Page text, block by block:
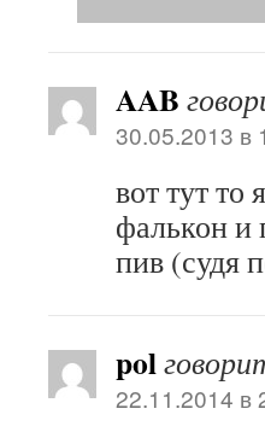
AAB
30.05.2013 в
вот тут то
фалькон и
пив (судя
pol
22.11.2014 в